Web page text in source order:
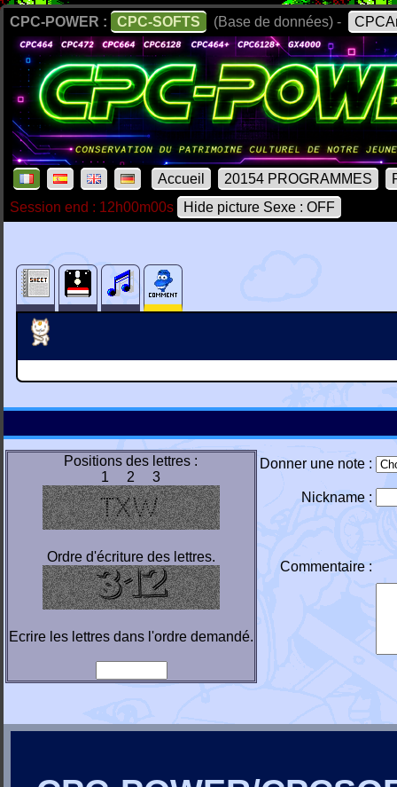
CPC-POWER : CPC-SOFTS (Base de données) -
Accueil 20154 PROGRAMMES
Session end : 12h00m00s
Hide picture Sexe : OFF
Positions des lettres :
1 2 3
Ordre d'écriture des lettres.
Ecrire les lettres dans l'ordre demandé.
Donner une note :
Nickname :
Commentaire :